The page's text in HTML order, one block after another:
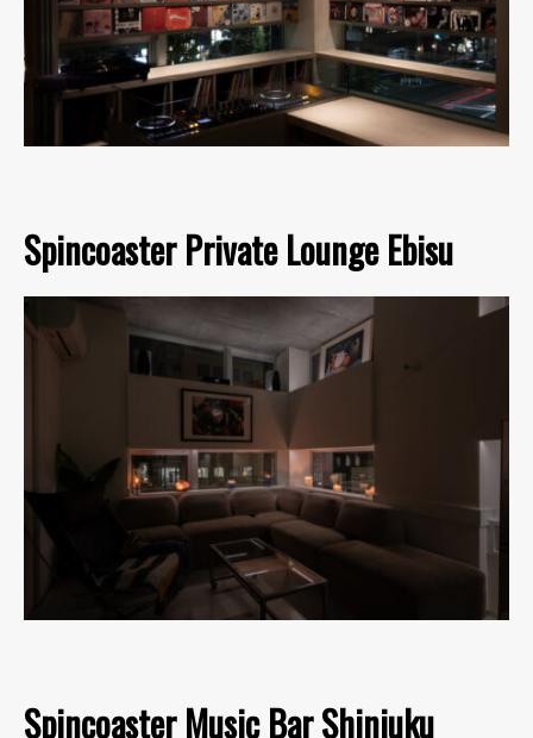
Spincoaster Private Lounge Ebisu
Spincoaster Music Bar Shinjuku